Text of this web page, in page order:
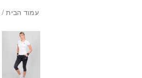
עמוד הבית/